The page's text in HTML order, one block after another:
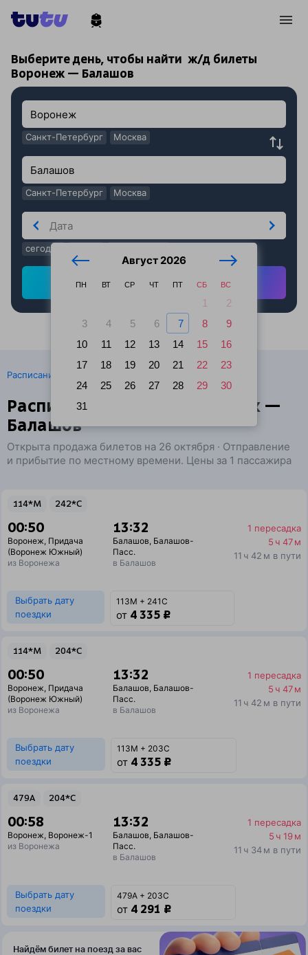
Выберите день, чтобы найти ж/д билеты
Воронеж — Балашов
Санкт-Петербург Москва
Санкт-Петербург Москва
Август 2026
ПН ВТ СР ЧТ ПТ СБ ВС
1
2
3
4 5 6 7 8
9
10
11 12 13 14 15
16
17
18 19 20 21 22
23
24
25 26 27 28 29
30
31
сегодня
Найти ж/д билеты
Расписание поездов
Расписание поездов Воронеж —
Балашов
Открыта продажа билетов на 26 октября · Отправление
и прибытие по местному времени. Цены за 1 пассажира
114*М 242*С
00:50
Воронеж, Придача
(Воронеж Южный)
из Воронежа
13:32
Балашов, Балашов-
Пасс.
в Балашов
1 пересадка
5 ч 47 м
11 ч 42 м в пути
Выбрать дату
поездки
113М + 241С
от 4 335 ₽
114*М 204*С
00:50
Воронеж, Придача
(Воронеж Южный)
из Воронежа
13:32
Балашов, Балашов-
Пасс.
в Балашов
1 пересадка
5 ч 47 м
11 ч 42 м в пути
Выбрать дату
поездки
113М + 203С
от 4 335 ₽
479А 204*С
00:58
Воронеж, Воронеж-1
из Воронежа
13:32
Балашов, Балашов-
Пасс.
в Балашов
1 пересадка
5 ч 19 м
11 ч 34 м в пути
Выбрать дату
поездки
479А + 203С
от 4 291 ₽
Найдём билет на поезд за вас